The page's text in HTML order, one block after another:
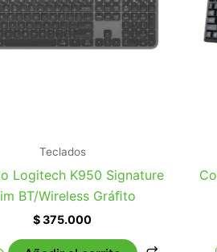
Teclados
Logitech K950 Signature
BT/Wireless Gráﬁto
$375.000